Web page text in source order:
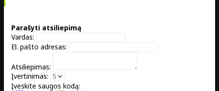
Parašyti atsiliepimą
Vardas:
El. pašto adresas:
Atsiliepimas:
Įvertinimas:
Įveskite saugos kodą: